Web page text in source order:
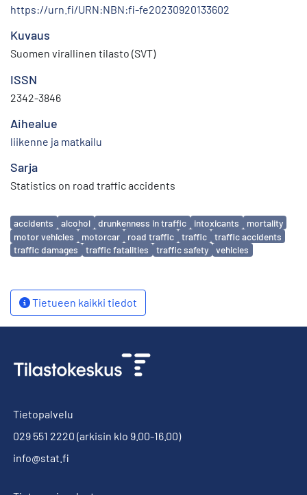
https://urn.fi/URN:NBN:fi-fe20230920133602
Kuvaus
Suomen virallinen tilasto (SVT)
ISSN
2342-3846
Aihealue
liikenne ja matkailu
Sarja
Statistics on road traffic accidents
Avainsanat
accidents alcohol drunkenness in traffic intoxicants
mortality
motor vehicles
motorcar road traffic traffic
traffic accidents
traffic damages
traffic fatalities traffic safety vehicles
Tietueen kaikki tiedot
Tietopalvelu
029 551 2220 (arkisin klo 9.00-16.00)
info@stat.fi